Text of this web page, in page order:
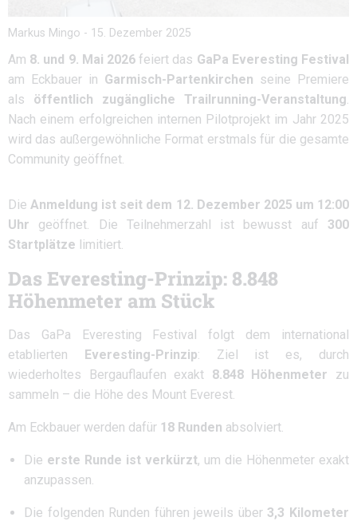
Markus Mingo - 15. Dezember 2025
Am 8. und 9. Mai 2026 feiert das GaPa Everesting Festival
am Eckbauer in Garmisch-Partenkirchen seine Premiere
als öffentlich zugängliche Trailrunning-Veranstaltung.
Nach einem erfolgreichen internen Pilotprojekt im Jahr 2025
wird das außergewöhnliche Format erstmals für die gesamte
Community geöffnet.
DieAnmeldung ist seit dem 12. Dezember 2025 um 12:00
Uhr geöffnet. Die Teilnehmerzahl ist bewusst auf 300
Startplätze limitiert.
Das Everesting-Prinzip: 8.848
Höhenmeter am Stück
Das GaPa Everesting Festival folgt dem international
etablierten Everesting-Prinzip: Ziel ist es, durch
wiederholtes Bergauflaufen exakt 8.848 Höhenmeter zu
sammeln – die Höhe des Mount Everest.
Am Eckbauer werden dafür 18 Runden absolviert.
Die erste Runde ist verkürzt, um die Höhenmeter exakt
anzupassen.
Die folgenden Runden führen jeweils über 3,3 Kilometer